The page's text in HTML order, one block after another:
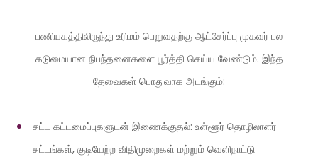
பணியகத்திலிருந்து உரிமம் பெறுவதற்கு ஆட்சேர்ப்பு முகவர் பல
கடுமையான நிபந்தனைகளை பூர்த்தி செய்ய வேண்டும். இந்த
தேவைகள் பொதுவாக அடங்கும்:
சட்ட கட்டமைப்புகளுடன் இணைக்குதல்: உள்ளூர் தொழிலாளர்
சட்டங்கள், குடியேற்ற விதிமுறைகள் மற்றும் வெளிநாட்டு